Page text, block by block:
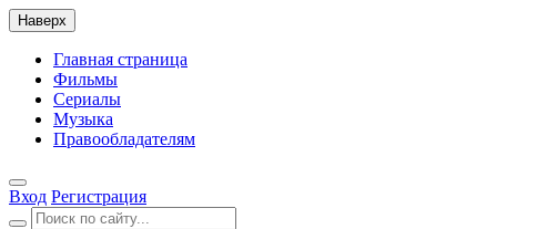
Наверх
Главная страница
Фильмы
Сериалы
Музыка
Правообладателям
Вход Регистрация